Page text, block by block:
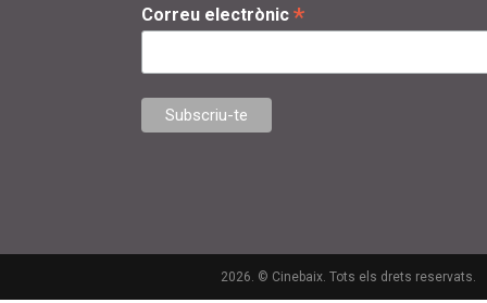
Correu electrònic *
2026. © Cinebaix. Tots els drets reservats.